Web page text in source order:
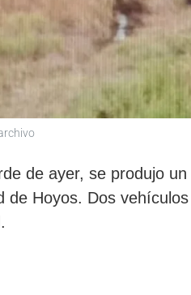
de ayer, se produjo un
de Hoyos. Dos